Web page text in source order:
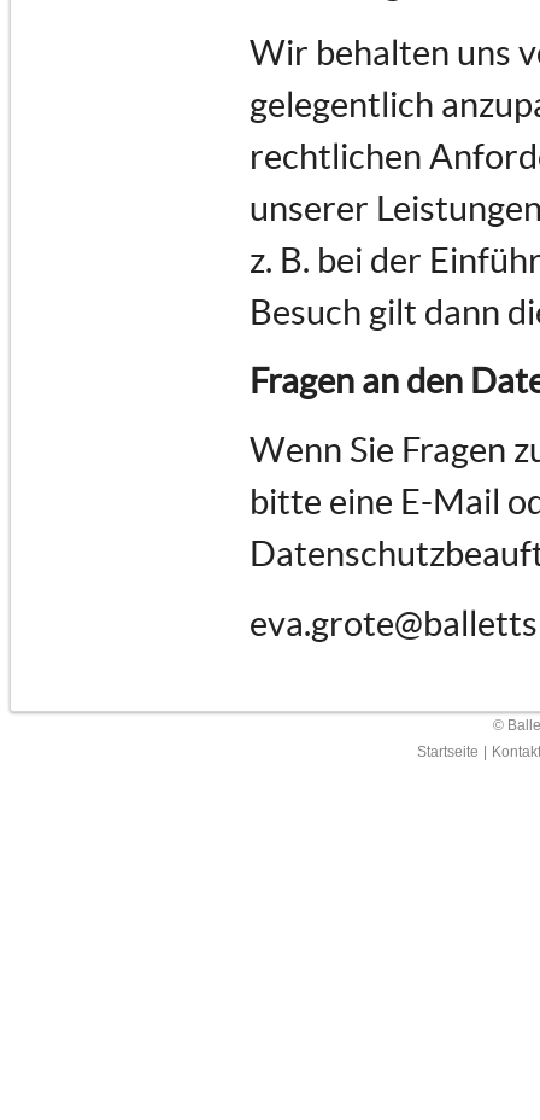
Wir behalten uns
gelegentlich
rechtlichen
unserer
z. B. bei der
Besuch gilt dann
Fragen an den
Wenn Sie Fragen
bitte eine E-Mail
©
Startseite
Kontakt